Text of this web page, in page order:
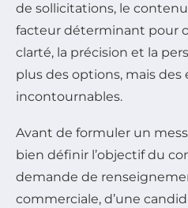
de sollicitations, le
facteur déterminant pour
clarté, la précision et la
plus des options, mais des
incontournables.
Avant de formuler un
bien définir l’objectif du
demande de
commerciale, d’une